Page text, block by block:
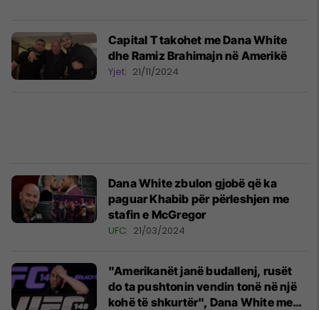
Capital T takohet me Dana White
dhe Ramiz Brahimajn në Amerikë
Yjet 21/11/2024
Dana White zbulon gjobë që ka
paguar Khabib për përleshjen me
stafin e McGregor
UFC 21/03/2024
"Amerikanët janë budallenj, rusët
do ta pushtonin vendin tonë në një
kohë të shkurtër", Dana White me